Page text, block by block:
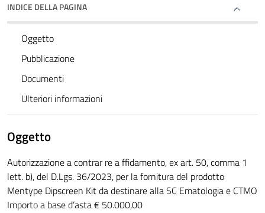
INDICE DELLA PAGINA
Oggetto
Pubblicazione
Documenti
Ulteriori informazioni
Oggetto
Autorizzazione a contrar re a ffidamento, ex art. 50, comma 1
lett. b), del D.Lgs. 36/2023, per la fornitura del prodotto
Mentype Dipscreen Kit da destinare alla SC Ematologia e CTMO
Importo a base d’asta € 50.000,00